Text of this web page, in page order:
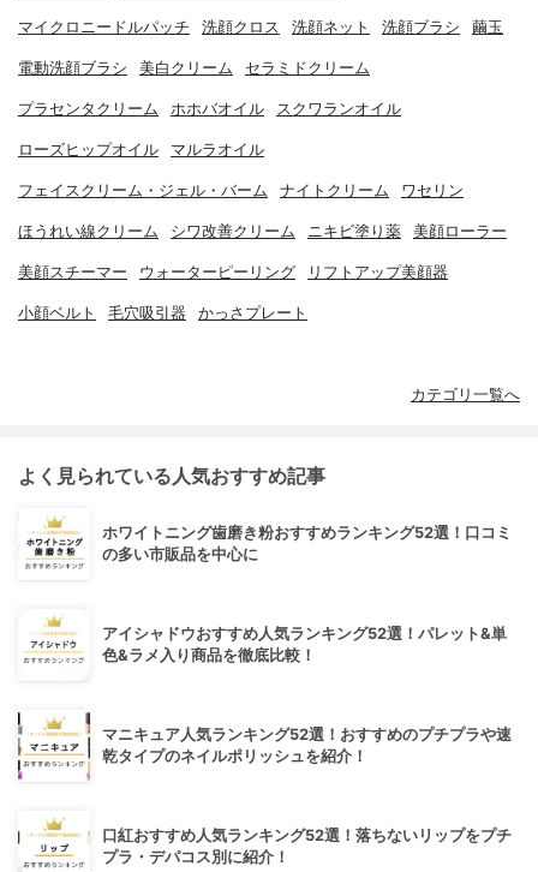
マイクロニードルパッチ 洗顔クロス 洗顔ネット 洗顔ブラシ 繭玉
電動洗顔ブラシ 美白クリーム セラミドクリーム
プラセンタクリーム ホホバオイル スクワランオイル
ローズヒップオイル マルラオイル
フェイスクリーム・ジェル・バーム ナイトクリーム ワセリン
ほうれい線クリーム シワ改善クリーム ニキビ塗り薬 美顔ローラー
美顔スチーマー ウォーターピーリング リフトアップ美顔器
小顔ベルト 毛穴吸引器 かっさプレート
カテゴリ一覧へ
よく見られている人気おすすめ記事
ホワイトニング歯磨き粉おすすめランキング52選！口コミ
の多い市販品を中心に
アイシャドウおすすめ人気ランキング52選！パレット&単
色&ラメ入り商品を徹底比較！
マニキュア人気ランキング52選！おすすめのプチプラや速
乾タイプのネイルポリッシュを紹介！
口紅おすすめ人気ランキング52選！落ちないリップをプチ
プラ・デパコス別に紹介！